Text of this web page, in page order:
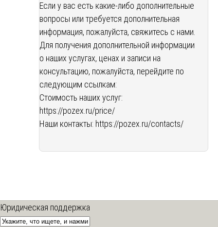
Если у вас есть какие-либо дополнительные
вопросы или требуется дополнительная
информация, пожалуйста, свяжитесь с нами.
Для получения дополнительной информации
о наших услугах, ценах и записи на
консультацию, пожалуйста, перейдите по
следующим ссылкам:
Стоимость наших услуг:
https://pozex.ru/price/
Наши контакты: https://pozex.ru/contacts/
Юридическая поддержка